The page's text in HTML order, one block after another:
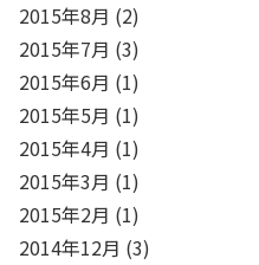
2015年8月 (2)
2015年7月 (3)
2015年6月 (1)
2015年5月 (1)
2015年4月 (1)
2015年3月 (1)
2015年2月 (1)
2014年12月 (3)